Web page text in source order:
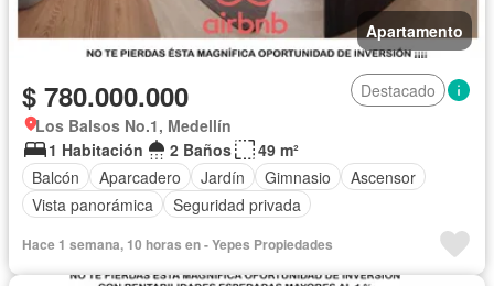
Apartamento
$ 780.000.000
Destacado
Los Balsos No.1, Medellín
1 Habitación
2 Baños
49 m²
Balcón
Aparcadero Jardín Gimnasio
Ascensor
Vista panorámica
Seguridad privada
Hace 1 semana, 10 horas en - Yepes Propiedades